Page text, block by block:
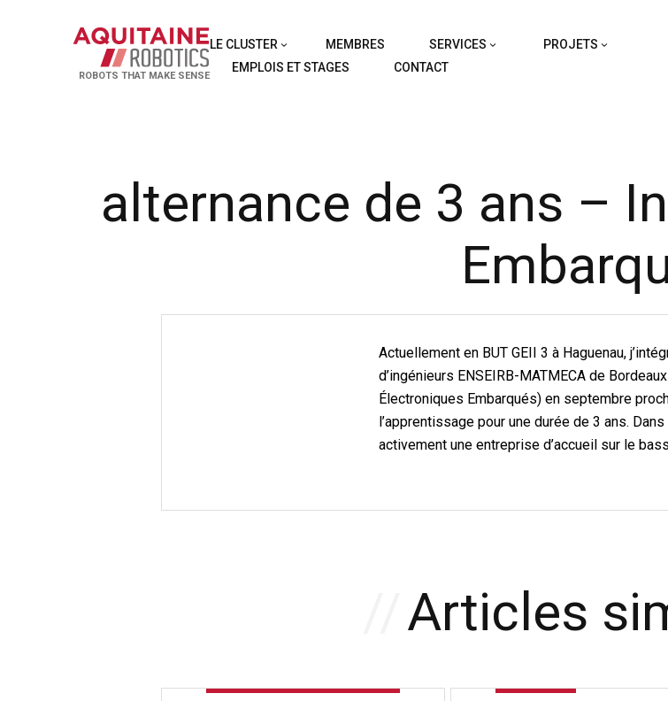
ROBOTS THAT MAKE SENSE
LE CLUSTER MEMBRES SERVICES
PROJETS
EMPLOIS ET STAGES
CONTACT
alternance de 3 ans –
Actuellement en BUT GEII 3 à Haguenau,
d’ingénieurs ENSEIRB-MATMECA de
Électroniques Embarqués) en septembre
l’apprentissage pour une durée de 3 ans.
activement une entreprise d’accueil sur le
Articles